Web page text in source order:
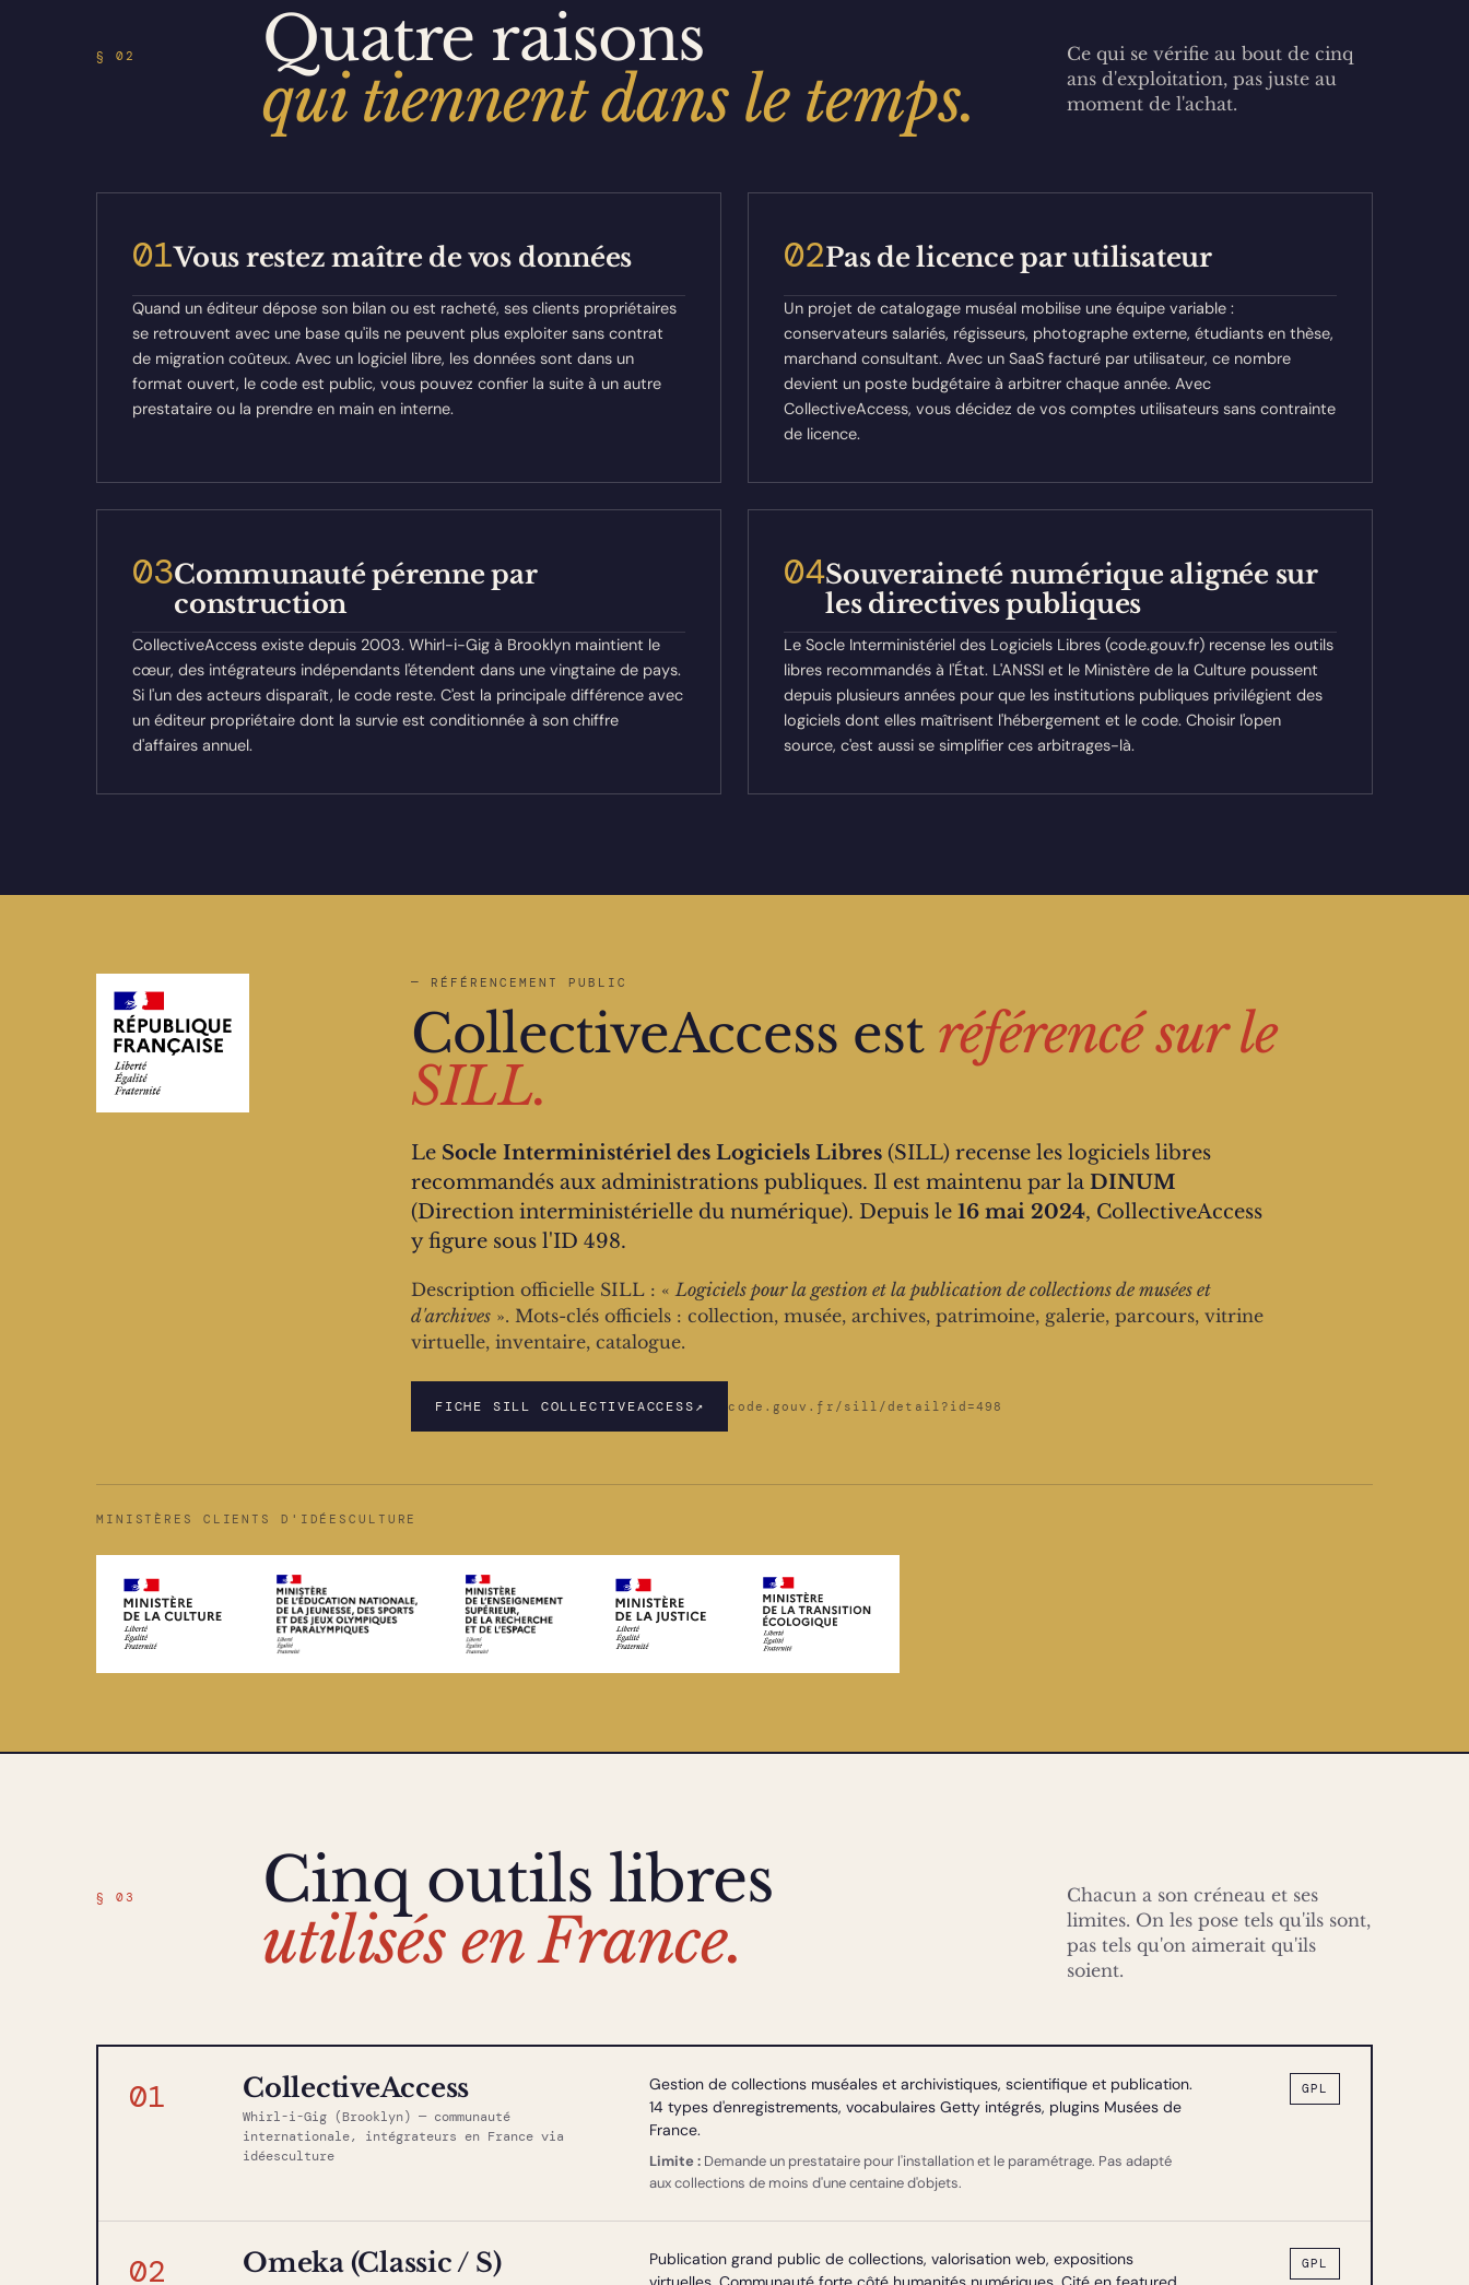
l'évolution
§ 02
Quatre raisons
qui tiennent dans le temps.
Ce qui se vérifie au bout de cinq
ans d'exploitation, pas juste au
moment de l'achat.
01Vous restez maître de vos données
Quand un éditeur dépose son bilan ou est racheté, ses clients propriétaires
se retrouvent avec une base qu'ils ne peuvent plus exploiter sans contrat
de migration coûteux. Avec un logiciel libre, les données sont dans un
format ouvert, le code est public, vous pouvez confier la suite à un autre
prestataire ou la prendre en main en interne.
02Pas de licence par utilisateur
Un projet de catalogage muséal mobilise une équipe variable :
conservateurs salariés, régisseurs, photographe externe, étudiants en thèse,
marchand consultant. Avec un SaaS facturé par utilisateur, ce nombre
devient un poste budgétaire à arbitrer chaque année. Avec
CollectiveAccess, vous décidez de vos comptes utilisateurs sans contrainte
de licence.
03Communauté pérenne par
construction
CollectiveAccess existe depuis 2003. Whirl-i-Gig à Brooklyn maintient le
cœur, des intégrateurs indépendants l'étendent dans une vingtaine de pays.
Si l'un des acteurs disparaît, le code reste. C'est la principale différence avec
un éditeur propriétaire dont la survie est conditionnée à son chiffre
d'affaires annuel.
04Souveraineté numérique alignée sur
les directives publiques
Le Socle Interministériel des Logiciels Libres (code.gouv.fr) recense les outils
libres recommandés à l'État. L'ANSSI et le Ministère de la Culture poussent
depuis plusieurs années pour que les institutions publiques privilégient des
logiciels dont elles maîtrisent l'hébergement et le code. Choisir l'open
source, c'est aussi se simplifier ces arbitrages-là.
— RÉFÉRENCEMENT PUBLIC
CollectiveAccess est référencé sur le
SILL.
Le Socle Interministériel des Logiciels Libres (SILL) recense les logiciels libres
recommandés aux administrations publiques. Il est maintenu par la DINUM
(Direction interministérielle du numérique). Depuis le 16 mai 2024, CollectiveAccess
y figure sous l'ID 498.
Description officielle SILL : «Logiciels pour la gestion et la publication de collections de musées et
d'archives ». Mots-clés officiels : collection, musée, archives, patrimoine, galerie, parcours, vitrine
virtuelle, inventaire, catalogue.
FICHE SILL COLLECTIVEACCESS↗ code.gouv.fr/sill/detail?id=498
MINISTÈRES CLIENTS D'IDÉESCULTURE
§ 03
Cinq outils libres
utilisés en France.
Chacun a son créneau et ses
limites. On les pose tels qu'ils sont,
pas tels qu'on aimerait qu'ils
soient.
01 CollectiveAccess
Whirl-i-Gig (Brooklyn) — communauté
internationale, intégrateurs en France via
idéesculture
Gestion de collections muséales et archivistiques, scientifique et publication.
14 types d'enregistrements, vocabulaires Getty intégrés, plugins Musées de
France.
Limite : Demande un prestataire pour l'installation et le paramétrage. Pas adapté
aux collections de moins d'une centaine d'objets.
GPL
02 Omeka (Classic / S)
Publication grand public de collections, valorisation web, expositions
GPL